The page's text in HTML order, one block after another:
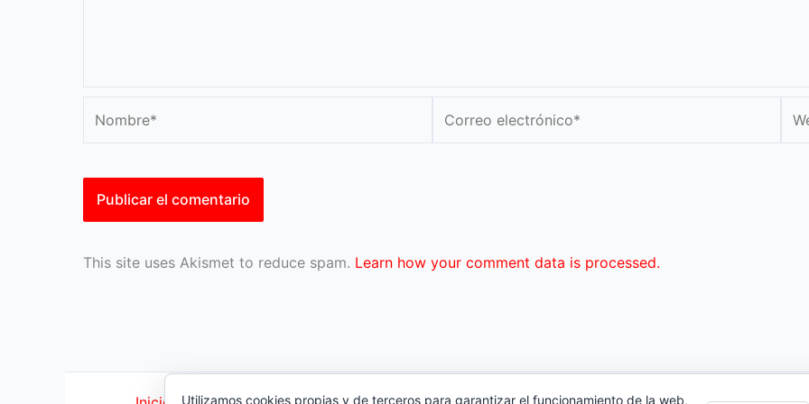
electrónico*
This site uses Akismet to reduce spam. Learn how your comment data is processed.
Utilizamos cookies propias y de terceros para garantizar el funcionamiento de la web,